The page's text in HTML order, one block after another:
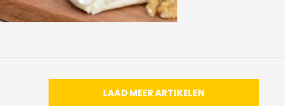
LAAD MEER ARTIKELEN